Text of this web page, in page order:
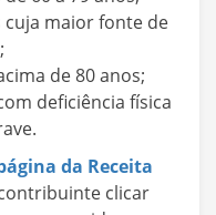
maior fonte de
de 80 anos;
deficiência física
da Receita
clicar